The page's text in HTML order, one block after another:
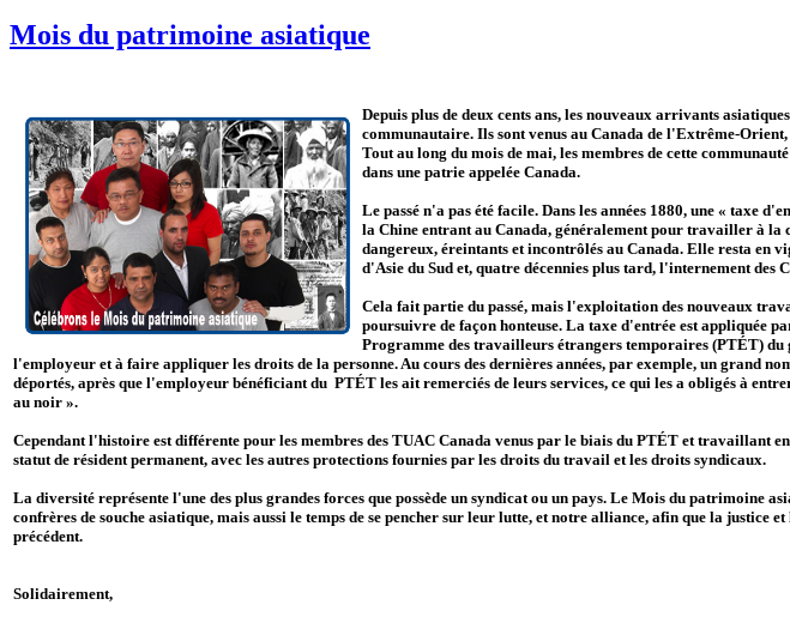
Mois du patrimoine asiatique
Depuis plus de deux cents ans, les nouveaux arrivants
communautaire. Ils sont venus au Canada de l'Extrême-
Tout au long du mois de mai, les membres de cette
dans une patrie appelée Canada.
Le passé n'a pas été facile. Dans les années 1880, une « taxe
la Chine entrant au Canada, généralement pour travailler à la
dangereux, éreintants et incontrôlés au Canada. Elle resta en
d'Asie du Sud et, quatre décennies plus tard, l'internement
Cela fait partie du passé, mais l'exploitation des nouveaux
poursuivre de façon honteuse. La taxe d'entrée est appliquée
Programme des travailleurs étrangers temporaires (PTÉT)
l'employeur et à faire appliquer les droits de la personne. Au cours des dernières années, par exemple, un grand
déportés, après que l'employeur bénéficiant du PTÉT les ait remerciés de leurs services, ce qui les a obligés à
au noir ».
Cependant l'histoire est différente pour les membres des TUAC Canada venus par le biais du PTÉT et travaillant
statut de résident permanent, avec les autres protections fournies par les droits du travail et les droits syndicaux.
La diversité représente l'une des plus grandes forces que possède un syndicat ou un pays. Le Mois du patrimoine
confrères de souche asiatique, mais aussi le temps de se pencher sur leur lutte, et notre alliance, afin que la justice
précédent.
Solidairement,